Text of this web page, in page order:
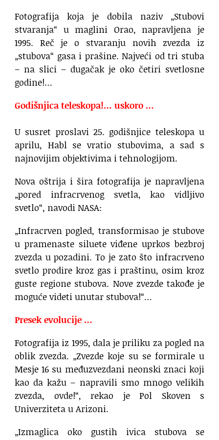
Fotografija koja je dobila naziv „Stubovi
stvaranja“ u maglini Orao, napravljena je
1995. Reč je o stvaranju novih zvezda iz
„stubova“ gasa i prašine. Najveći od tri stuba
– na slici – dugačak je oko četiri svetlosne
godine!…
Godišnjica teleskopa!… uskoro …
U susret proslavi 25. godišnjice teleskopa u
aprilu, Habl se vratio stubovima, a sad s
najnovijim objektivima i tehnologijom.
Nova oštrija i šira fotografija je napravljena
„pored infracrvenog svetla, kao vidljivo
svetlo“, navodi NASA:
„Infracrven pogled, transformisao je stubove
u pramenaste siluete viđene uprkos bezbroj
zvezda u pozadini. To je zato što infracrveno
svetlo prodire kroz gas i praštinu, osim kroz
guste regione stubova. Nove zvezde takođe je
moguće videti unutar stubova!“…
Presek evolucije …
Fotografija iz 1995, dala je priliku za pogled na
oblik zvezda. „Zvezde koje su se formirale u
Mesje 16 su međuzvezdani neonski znaci koji
kao da kažu – napravili smo mnogo velikih
zvezda, ovde!“, rekao je Pol Skoven s
Univerziteta u Arizoni.
„Izmaglica oko gustih ivica stubova se